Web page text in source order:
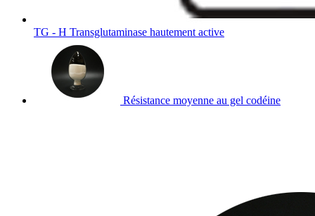
TG - H Transglutaminase hautement active
Résistance moyenne au gel codéine